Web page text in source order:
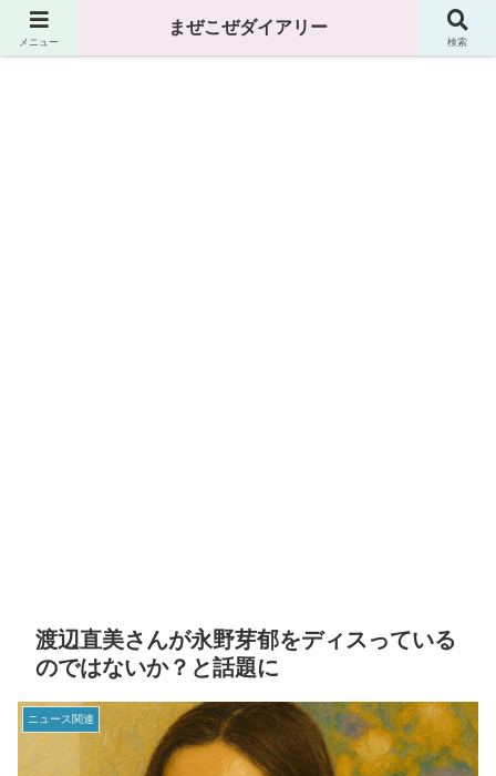
まぜこぜダイアリー
渡辺直美さんが永野芽郁をディスっている
のではないか？と話題に
ニュース関連
メニュー
まぜこぜダイアリー
検索